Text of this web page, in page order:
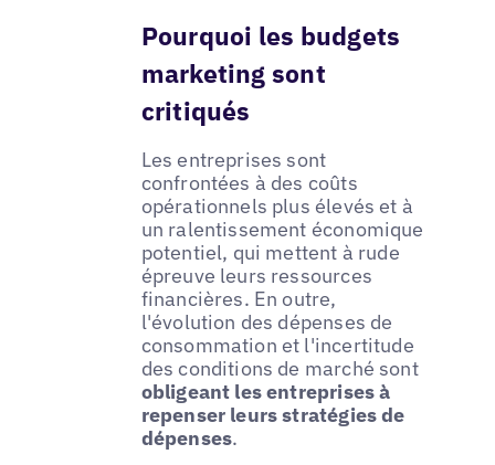
Pourquoi les budgets
marketing sont
critiqués
Les entreprises sont
confrontées à des coûts
opérationnels plus élevés et à
un ralentissement économique
potentiel, qui mettent à rude
épreuve leurs ressources
financières. En outre,
l'évolution des dépenses de
consommation et l'incertitude
des conditions de marché sont
obligeant les entreprises à
repenser leurs stratégies de
dépenses.